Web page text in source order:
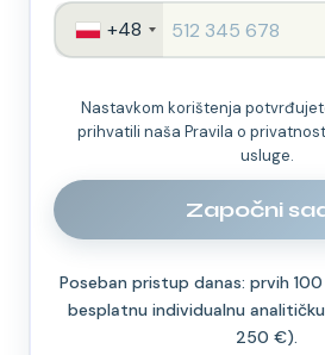
+48
Nastavkom korištenja
prihvatili naša Pravila o
usluge.
Započni
Poseban pristup danas: prvih
besplatnu individualnu
250 €).